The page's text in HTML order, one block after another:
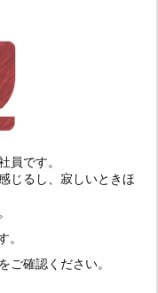
員です。
じるし、寂しいときほ
。
をご確認ください。